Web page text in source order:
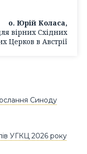
о. Юрій Коласа,
вірних Східних
Церков в Австрії
Синоду
УГКЦ 2026 року